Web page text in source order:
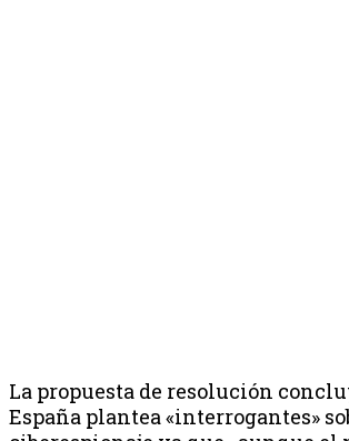
La propuesta de resolución
España plantea «interrogantes»